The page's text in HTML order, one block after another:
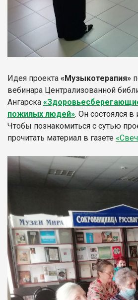
Идея проекта «Музыкотерапия»
вебинара Централизованной
Ангарска
пожилых людей». Он состоялся
Чтобы познакомиться с сутью
прочитать материал в газете